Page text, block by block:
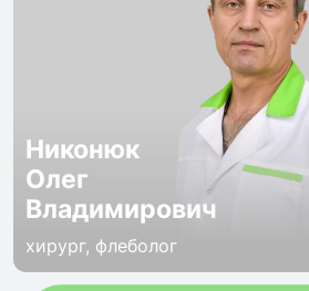
Никонюк
Олег
Владимирович
хирург, флеболог